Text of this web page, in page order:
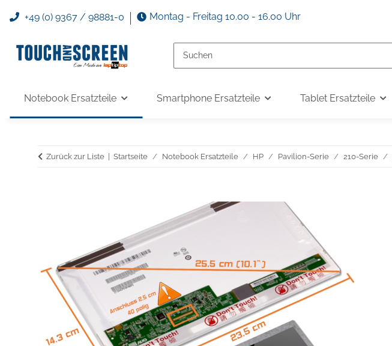
+49 (0) 9367 / 98881-0 Montag - Freitag 10.00 - 16.00 Uhr
Notebook Ersatzteile Smartphone Ersatzteile Tablet Ersatzteile
Zurück zur Liste Startseite Notebook Ersatzteile HP Pavilion-Serie 210-Serie